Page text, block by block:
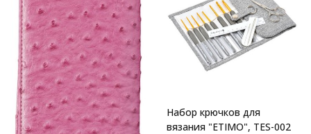
Набор крючков для
вязания "ETIMO", TES-002